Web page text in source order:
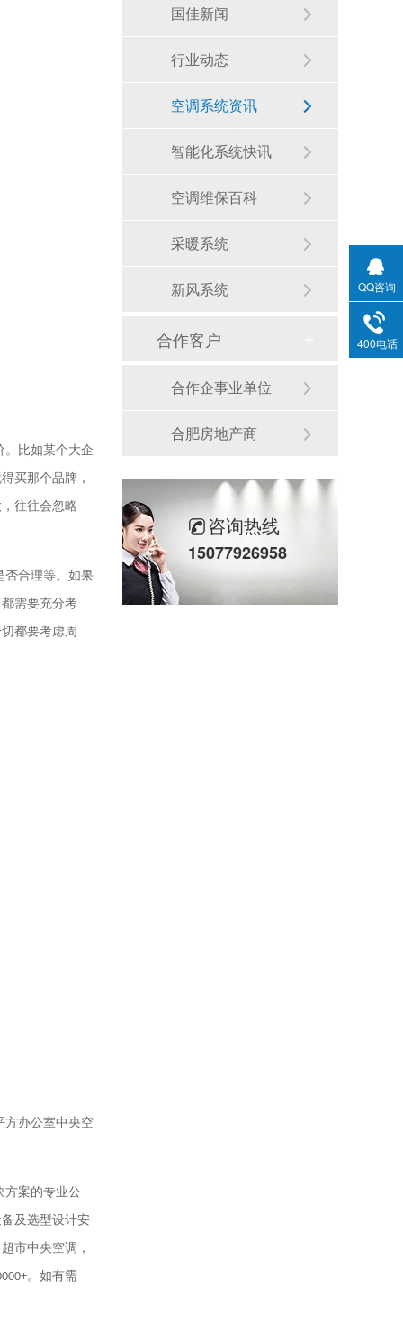
。比如某个大企
买那个品牌，
往往会忽略
否合理等。如果
需要充分考
都要考虑周
方办公室中央空
方案的专业公
及选型设计安
市中央空调，
。如有需
国佳新闻
行业动态
空调系统资讯
智能化系统快讯
空调维保百科
采暖系统
新风系统
合作客户
合作企事业单位
合肥房地产商
咨询热线
15077926958
QQ咨询
400电话